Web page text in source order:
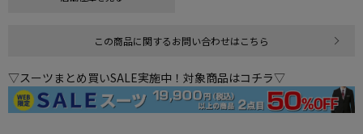
この商品に関するお問い合わせはこちら
▽スーツまとめ買いSALE実施中！対象商品はコチラ▽